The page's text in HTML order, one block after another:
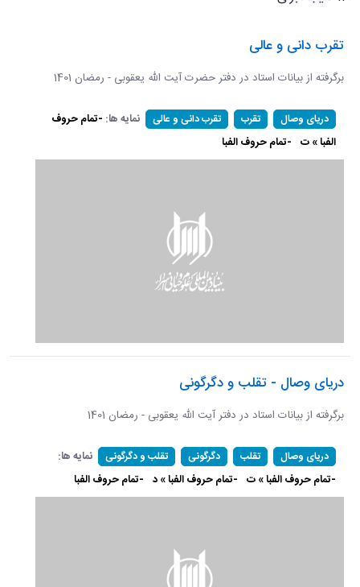
تقرب دانی و عالی
برگرفته از بیانات استاد در دفتر حضرت آیت الله یعقوبی - رمضان 1401
دریای وصال تقرب تقرب دانی و عالی نمایه ها: -تمام حروف
الفبا » ت -تمام حروف الفبا
دریای وصال - تقلب و دگرگونی
برگرفته از بیانات استاد در دفتر آیت الله یعقوبی - رمضان 1401
دریای وصال تقلب دگرگونی تقلب و دگرگونی
نمایه ها:
-تمام حروف الفبا » ت -تمام حروف الفبا » د -تمام حروف الفبا